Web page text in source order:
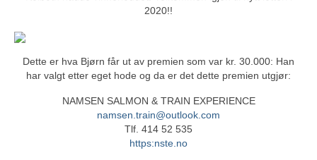
Laksebilder
Viktige triks
2020!!
Dette er hva Bjørn får ut av premien som var kr. 30.000: Han
har valgt etter eget hode og da er det dette premien utgjør:
NAMSEN SALMON & TRAIN EXPERIENCE
namsen.train@outlook.com
Tlf. 414 52 535
https:nste.no